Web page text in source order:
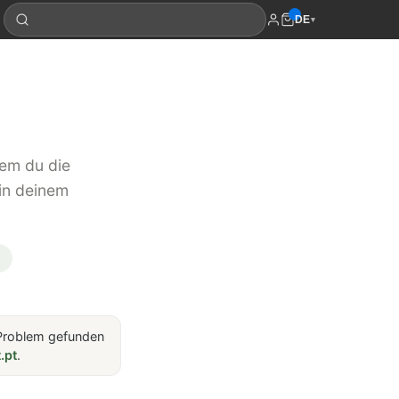
DE▾
du die
deinem
gefunden
.